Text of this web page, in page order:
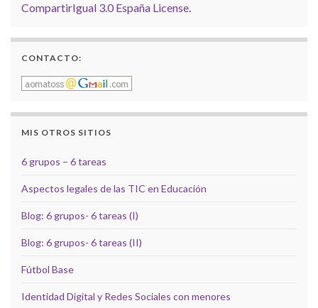
CompartirIgual 3.0 España License.
CONTACTO:
MIS OTROS SITIOS
6 grupos – 6 tareas
Aspectos legales de las TIC en Educación
Blog: 6 grupos- 6 tareas (I)
Blog: 6 grupos- 6 tareas (II)
Fútbol Base
Identidad Digital y Redes Sociales con menores